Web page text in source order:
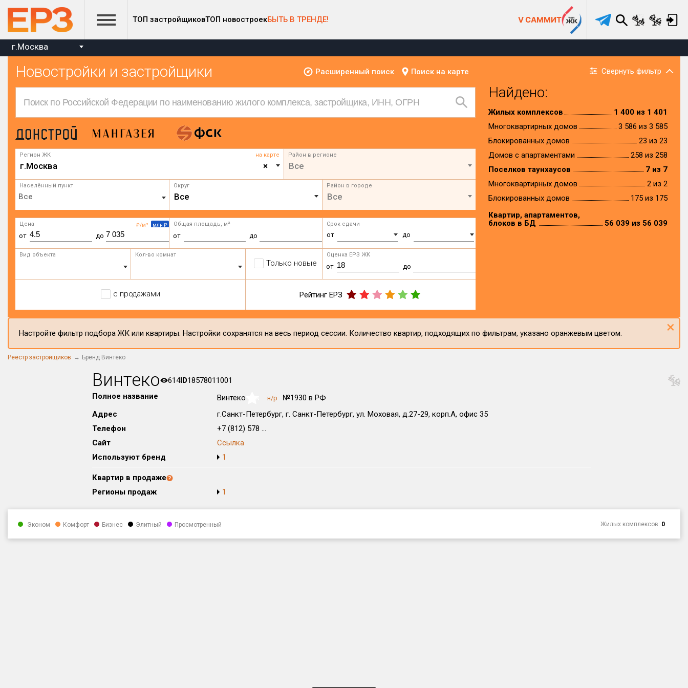
ТОП застройщиковТОП новостроекБЫТЬ В ТРЕНДЕ! V САММИТ
г.Москва
Новостройки и застройщики Расширенный поиск Поиск на карте Свернуть фильтр
Регион ЖК на карте
×
г.Москва
Район в регионе
Все
Населённый пункт Округ
Все
Район в городе
Все
₽/м² млн ₽
Цена
от до
Общая площадь, м²
от до
Срок сдачи
от до
Вид объекта Кол-во комнат
Только новые
Оценка ЕРЗ ЖК
от до
с продажами Рейтинг ЕРЗ
Найдено:
Жилых комплексов
1 400 из 1 401
Многоквартирных домов
3 586 из 3 585
Блокированных домов
23 из 23
Домов с апартаментами
258 из 258
Поселков таунхаусов
7 из 7
Многоквартирных домов
2 из 2
Блокированных домов
175 из 175
Квартир, апартаментов,
блоков в БД
56 039 из 56 039
Настройте фильтр подбора ЖК или квартиры. Настройки сохранятся на весь период сессии. Количество квартир, подходящих по фильтрам, указано оранжевым цветом. ×
Реестр застройщиков Бренд Винтеко
Винтеко 614ID18578011001
Полное название
Винтеко н/р
№1930 в РФ
Адрес
г.Санкт-Петербург, г. Санкт-Петербург, ул. Моховая, д.27-29, корп.А, офис 35
Телефон
+7 (812) 578 ...
Сайт
Ссылка
Используют бренд
1
Квартир в продаже
Регионы продаж
1
Эконом Комфорт Бизнес Элитный Просмотренный Жилых комплексов: 0